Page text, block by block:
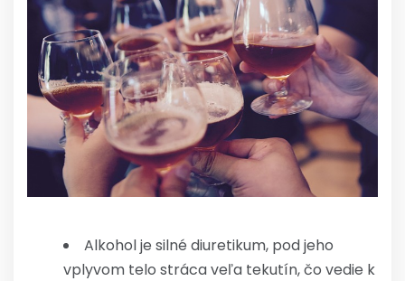
Alkohol je silné diuretikum, pod jeho
vplyvom telo stráca veľa tekutín, čo vedie k